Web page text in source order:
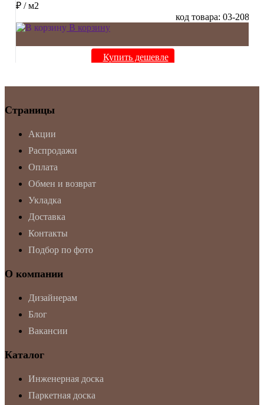
₽ / м2
код товара: 03-208
В корзину
Купить дешевле
Страницы
Акции
Распродажи
Оплата
Обмен и возврат
Укладка
Доставка
Контакты
Подбор по фото
О компании
Дизайнерам
Блог
Вакансии
Каталог
Инженерная доска
Паркетная доска